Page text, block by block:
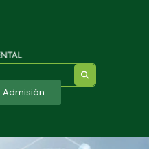
Admisión